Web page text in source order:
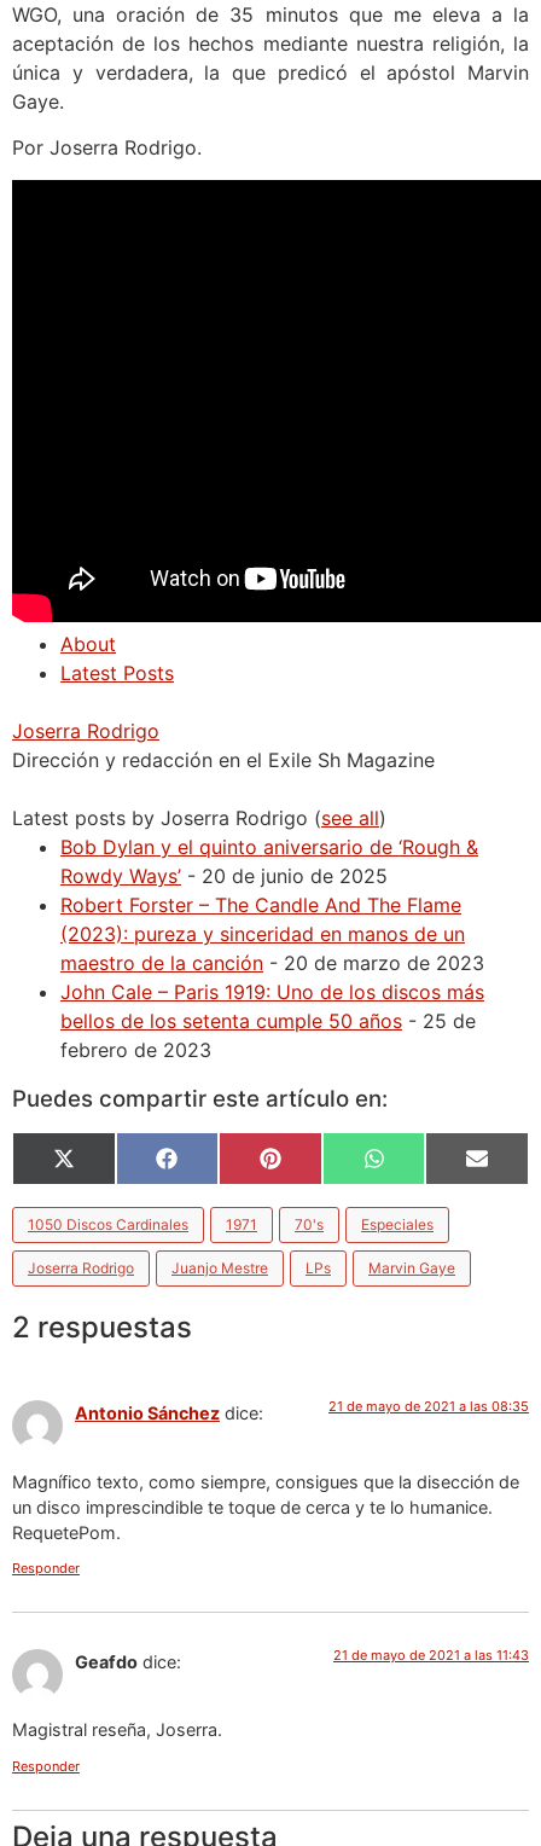
WGO, una oración de 35 minutos que me eleva a la
aceptación de los hechos mediante nuestra religión, la
única y verdadera, la que predicó el apóstol Marvin
Gaye.
Por Joserra Rodrigo.
About
Latest Posts
Joserra Rodrigo
Dirección y redacción en el Exile Sh Magazine
Latest posts by Joserra Rodrigo (see all)
Bob Dylan y el quinto aniversario de ‘Rough &
Rowdy Ways’ - 20 de junio de 2025
Robert Forster – The Candle And The Flame
(2023): pureza y sinceridad en manos de un
maestro de la canción - 20 de marzo de 2023
John Cale – Paris 1919: Uno de los discos más
bellos de los setenta cumple 50 años - 25 de
febrero de 2023
Puedes compartir este artículo en:
X
(Twitter)
Facebook Pinterest WhatsApp Email
1050 Discos Cardinales 1971 70's Especiales
Joserra Rodrigo Juanjo Mestre LPs Marvin Gaye
2 respuestas
Antonio Sánchez dice: 21 de mayo de 2021 a las 08:35
Magnífico texto, como siempre, consigues que la disección de
un disco imprescindible te toque de cerca y te lo humanice.
RequetePom.
Responder
Geafdo dice: 21 de mayo de 2021 a las 11:43
Magistral reseña, Joserra.
Responder
Deja una respuesta